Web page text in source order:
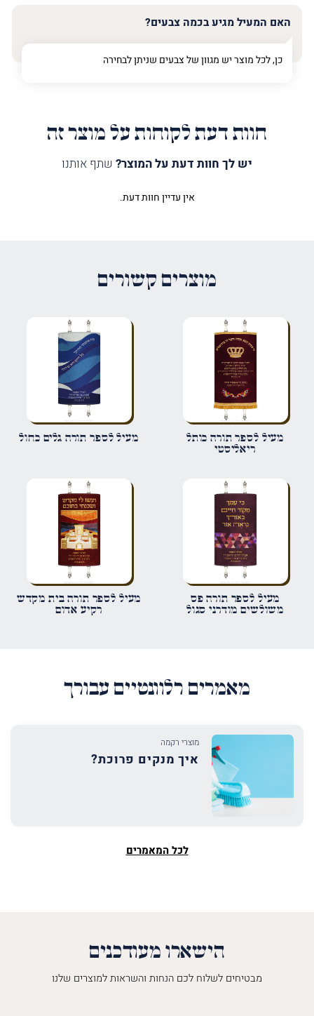
האם המעיל מגיע בכמה צבעים?
כן, לכל מוצר יש מגוון של צבעים שניתן לבחירה
חוות דעת לקוחות על מוצר זה
יש לך חוות דעת על המוצר? שתף אותנו
הביקורת שלך*
שם*
שמור בדפדפן זה את השם, האימייל והאתר שלי לפעם הבאה שאגיב.
אין עדיין חוות דעת.
מוצרים קשורים
מעיל לספר תורה כותל
ריאליסטי
מעיל לספר תורה גלים כחול
מעיל לספר תורה פס
משולשים מודרני סגול
מעיל לספר תורה בית מקדש
רקיע אדום
מאמרים רלוונטיים עבורך
מוצרי רקמה
איך מנקים פרוכת?
לכל המאמרים
הישארו מעודכנים
מבטיחים לשלוח לכם הנחות והשראות למוצרים שלנו